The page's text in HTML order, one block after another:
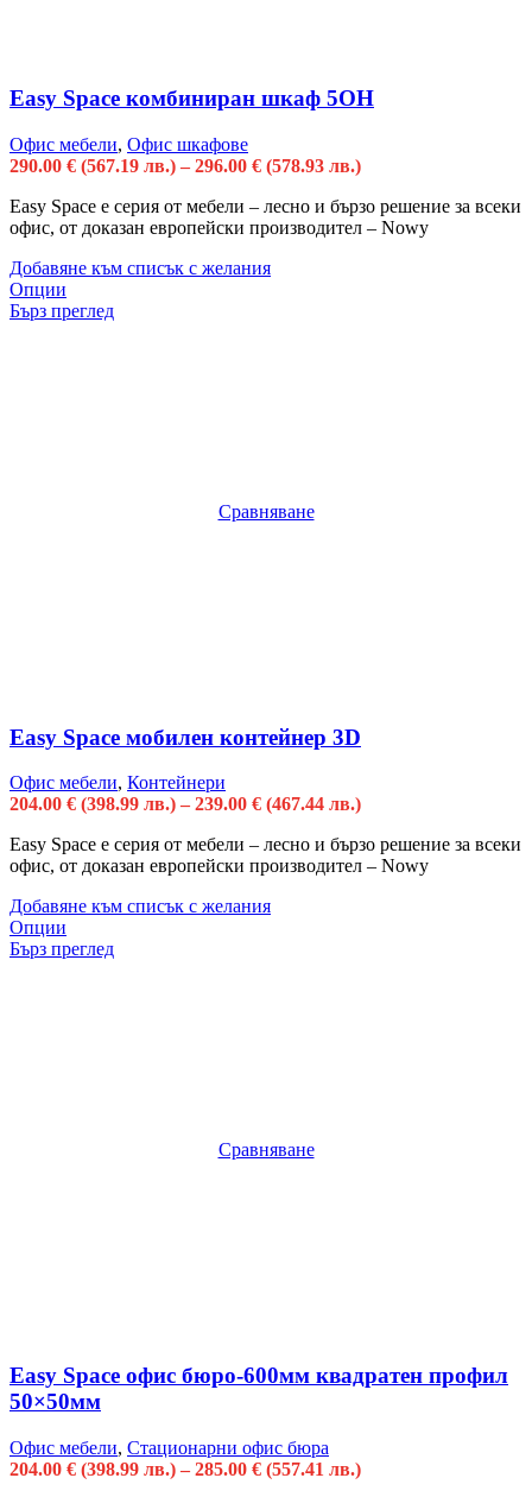
Easy Space комбиниран шкаф 5OH
Офис мебели, Офис шкафове
290.00 € (567.19 лв.) – 296.00 € (578.93 лв.)
Easy Space е серия от мебели – лесно и бързо решение за всеки
офис, от доказан европейски производител – Nowy
Добавяне към списък с желания
Опции
Бърз преглед
Сравняване
Easy Space мобилен контейнер 3D
Офис мебели, Контейнери
204.00 € (398.99 лв.) – 239.00 € (467.44 лв.)
Easy Space е серия от мебели – лесно и бързо решение за всеки
офис, от доказан европейски производител – Nowy
Добавяне към списък с желания
Опции
Бърз преглед
Сравняване
Easy Space офис бюро-600мм квадратен профил
50×50мм
Офис мебели, Стационарни офис бюра
204.00 € (398.99 лв.) – 285.00 € (557.41 лв.)